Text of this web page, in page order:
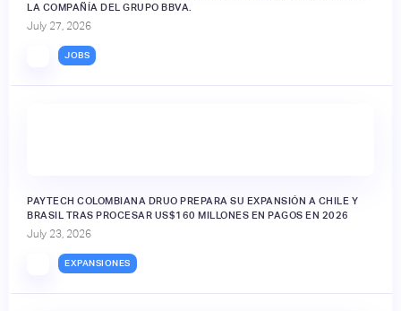
LA COMPAÑÍA DEL GRUPO BBVA.
July 27, 2026
JOBS
PAYTECH COLOMBIANA DRUO PREPARA SU EXPANSIÓN A CHILE Y
BRASIL TRAS PROCESAR US$160 MILLONES EN PAGOS EN 2026
July 23, 2026
EXPANSIONES